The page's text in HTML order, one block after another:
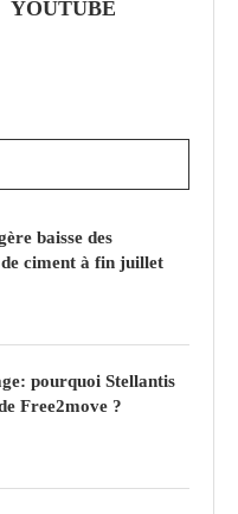
YOUTUBE
baisse des
ciment à fin juillet
pourquoi Stellantis
Free2move ?